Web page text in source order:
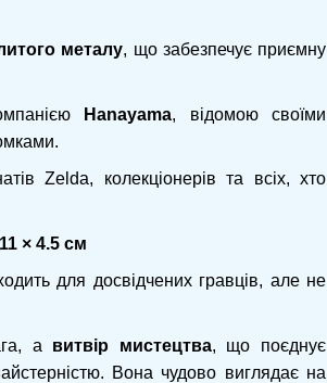
металу, що забезпечує приємну
Hanayama, відомою своїми
Zelda, колекціонерів та всіх, хто
× 4.5 см
для досвідчених гравців, але не
а витвір мистецтва, що поєднує
Вона чудово виглядає на